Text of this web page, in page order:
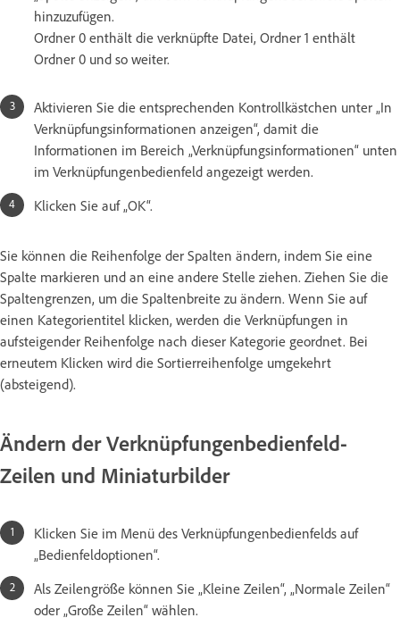
hinzuzufügen.
Ordner 0 enthält die verknüpfte Datei, Ordner 1 enthält
Ordner 0 und so weiter.
Aktivieren Sie die entsprechenden Kontrollkästchen unter „In
Verknüpfungsinformationen anzeigen“, damit die
Informationen im Bereich „Verknüpfungsinformationen“ unten
im Verknüpfungenbedienfeld angezeigt werden.
Klicken Sie auf „OK“.
Sie können die Reihenfolge der Spalten ändern, indem Sie eine
Spalte markieren und an eine andere Stelle ziehen. Ziehen Sie die
Spaltengrenzen, um die Spaltenbreite zu ändern. Wenn Sie auf
einen Kategorientitel klicken, werden die Verknüpfungen in
aufsteigender Reihenfolge nach dieser Kategorie geordnet. Bei
erneutem Klicken wird die Sortierreihenfolge umgekehrt
(absteigend).
Ändern der Verknüpfungenbedienfeld-
Zeilen und Miniaturbilder
Klicken Sie im Menü des Verknüpfungenbedienfelds auf
„Bedienfeldoptionen“.
Als Zeilengröße können Sie „Kleine Zeilen“, „Normale Zeilen“
oder „Große Zeilen“ wählen.